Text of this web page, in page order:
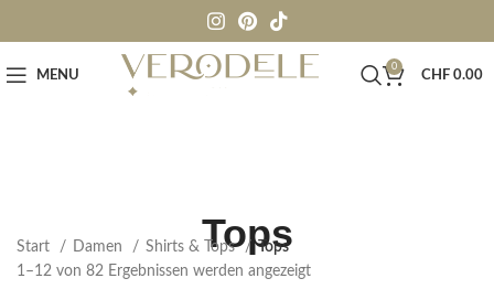
MENU
0
CHF 0.00
Tops
Start Damen Shirts & Tops
Tops
1–12 von 82 Ergebnissen werden angezeigt